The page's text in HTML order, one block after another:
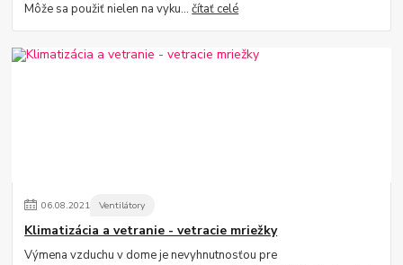
Môže sa použiť nielen na vyku...čítať celé
06.08.2021 Ventilátory
Klimatizácia a vetranie - vetracie mriežky
Výmena vzduchu v dome je nevyhnutnosťou pre